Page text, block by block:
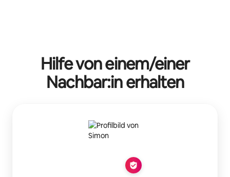
Hilfe von einem/einer
Nachbar:in erhalten